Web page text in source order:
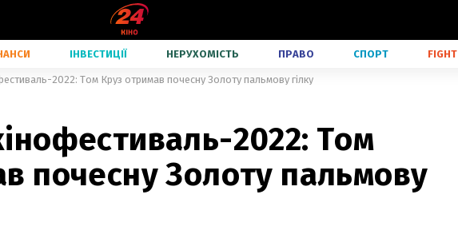
ІНВЕСТИЦІЇ НЕРУХОМІСТЬ ПРАВО СПОРТ FIGHT
2022: Том Круз отримав почесну Золоту пальмову гілку
2022: Том
почесну Золоту пальмову